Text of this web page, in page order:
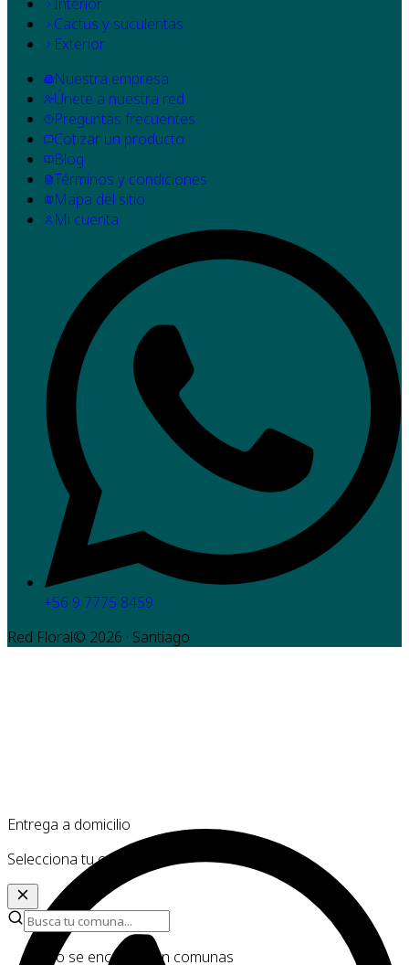
Cactus y suculentas
Exterior
Nuestra empresa
Únete a nuestra red
Preguntas frecuentes
Cotizar un producto
Blog
Términos y condiciones
Mapa del sitio
Mi cuenta
+56 9 7775 8459
Red Floral© 2026 · Santiago
Entrega a domicilio
Selecciona tu comuna
No se encontraron comunas